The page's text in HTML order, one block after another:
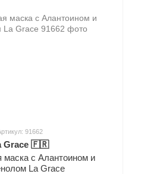
91662
Grace 🇫🇷
маска с Алантоином и
La Grace